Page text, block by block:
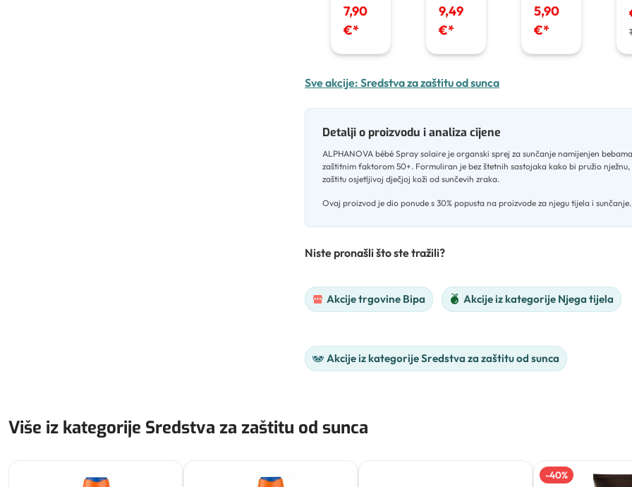
7,90
€*
9,49
€*
100ml
5,90
€*
Sve akcije: Sredstva za zaštitu od sunca
Detalji o proizvodu i analiza cijene
ALPHANOVA bébé Spray solaire je organski sprej za sunčanje namijenjen
zaštitnim faktorom 50+. Formuliran je bez štetnih sastojaka kako bi pružio
zaštitu osjetljivoj dječjoj koži od sunčevih zraka.
Ovaj proizvod je dio ponude s 30% popusta na proizvode za njegu tijela i sunčanje.
Niste pronašli što ste tražili?
Akcije trgovine Bipa Akcije iz kategorije Njega tijela
Akcije iz kategorije Sredstva za zaštitu od sunca
Više iz kategorije Sredstva za zaštitu od sunca
-40%